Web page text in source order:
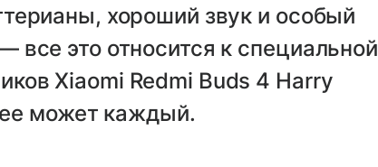
хороший звук и особый
это относится к специальной
Xiaomi Redmi Buds 4 Harry
может каждый.